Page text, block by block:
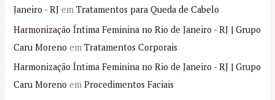
Janeiro - RJ emTratamentos para Queda de Cabelo
Harmonização Íntima Feminina no Rio de Janeiro - RJ | Grupo
Caru Moreno emTratamentos Corporais
Harmonização Íntima Feminina no Rio de Janeiro - RJ | Grupo
Caru Moreno emProcedimentos Faciais